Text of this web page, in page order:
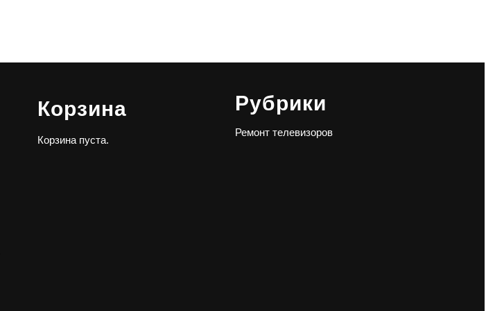
Корзина
Корзина пуста.
Рубрики
Ремонт телевизоров